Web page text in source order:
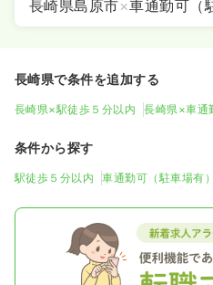
長崎県島原市×車通勤可（
長崎県で条件を追加する
長崎県×駅徒歩５分以内 長崎県×車通
条件から探す
駅徒歩５分以内 車通勤可（駐車場有）